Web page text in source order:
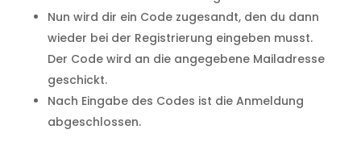
Nun wird dir ein Code zugesandt, den du dann
wieder bei der Registrierung eingeben musst.
Der Code wird an die angegebene Mailadresse
geschickt.
Nach Eingabe des Codes ist die Anmeldung
abgeschlossen.